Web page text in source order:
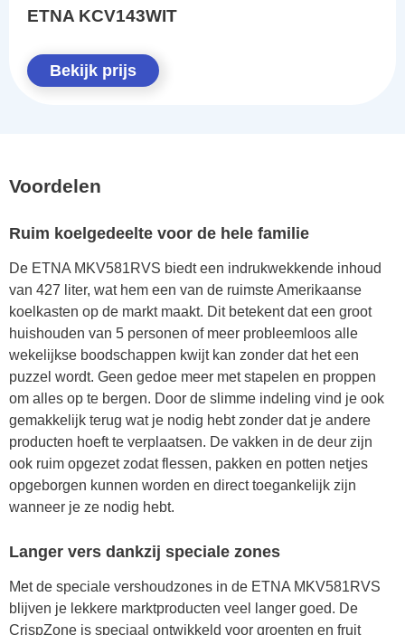
ETNA KCV143WIT
Bekijk prijs
Voordelen
Ruim koelgedeelte voor de hele familie
De ETNA MKV581RVS biedt een indrukwekkende inhoud
van 427 liter, wat hem een van de ruimste Amerikaanse
koelkasten op de markt maakt. Dit betekent dat een groot
huishouden van 5 personen of meer probleemloos alle
wekelijkse boodschappen kwijt kan zonder dat het een
puzzel wordt. Geen gedoe meer met stapelen en proppen
om alles op te bergen. Door de slimme indeling vind je ook
gemakkelijk terug wat je nodig hebt zonder dat je andere
producten hoeft te verplaatsen. De vakken in de deur zijn
ook ruim opgezet zodat flessen, pakken en potten netjes
opgeborgen kunnen worden en direct toegankelijk zijn
wanneer je ze nodig hebt.
Langer vers dankzij speciale zones
Met de speciale vershoudzones in de ETNA MKV581RVS
blijven je lekkere marktproducten veel langer goed. De
CrispZone is speciaal ontwikkeld voor groenten en fruit